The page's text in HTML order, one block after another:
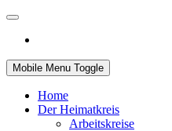
Mobile Menu Toggle
Home
Der Heimatkreis
Arbeitskreise